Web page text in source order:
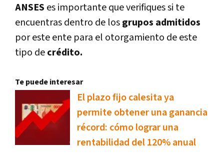
ANSES es importante que verifiques si te
encuentras dentro de losgrupos admitidos
por este ente para el otorgamiento de este
tipo decrédito.
Te puede interesar
El plazo fijo calesita ya
permite obtener una ganancia
récord: cómo lograr una
rentabilidad del 120% anual